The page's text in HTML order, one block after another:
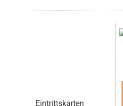
Eintrittskarten